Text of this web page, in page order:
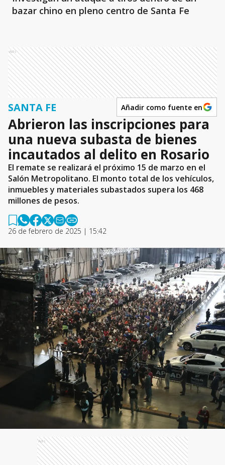
bazar chino en pleno centro de Santa Fe
Ads
SANTA FE Añadir como fuente en
Abrieron las inscripciones para
una nueva subasta de bienes
incautados al delito en Rosario
El remate se realizará el próximo 15 de marzo en el
Salón Metropolitano. El monto total de los vehículos,
inmuebles y materiales subastados supera los 468
millones de pesos.
26 de febrero de 2025 | 15:42
Ads